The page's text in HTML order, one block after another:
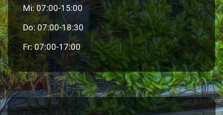
Mi: 07:00-15:00
Do: 07:00-18:30
Fr: 07:00-17:00